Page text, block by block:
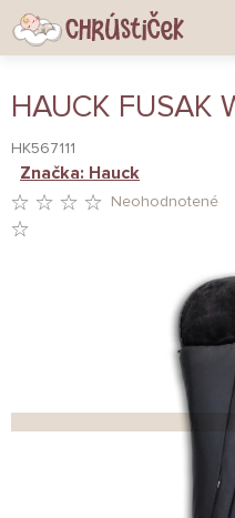
Prejsť
na
obsah
HAUCK FUSAK
HK567111
HVIEZDIČIEK.
Neohodnotené
Značka: Hauck